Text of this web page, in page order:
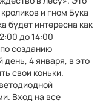
и гном Бука
будет интересна как
до 14:00
созданию
4 января, в это
свои коньки.
Вход на все